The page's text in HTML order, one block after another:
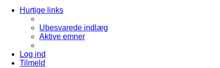
Hurtige links
Ubesvarede indlæg
Aktive emner
Log ind
Tilmeld